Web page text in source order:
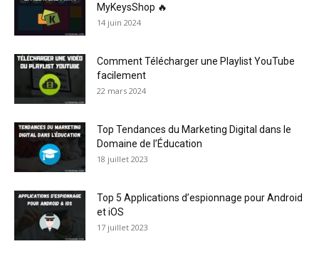
MyKeysShop 🔥
14 juin 2024
Comment Télécharger une Playlist YouTube
facilement
22 mars 2024
Top Tendances du Marketing Digital dans le
Domaine de l’Éducation
18 juillet 2023
Top 5 Applications d’espionnage pour Android
et iOS
17 juillet 2023